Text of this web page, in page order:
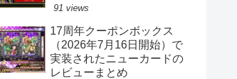
91 views
17周年クーポンボックス
（2026年7月16日開始）で
実装されたニューカードの
レビューまとめ